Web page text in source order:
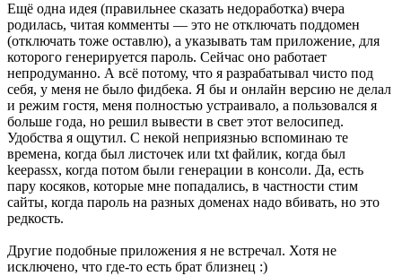
Ещё одна идея (правильнее сказать недоработка) вчера
родилась, читая комменты — это не отключать поддомен
(отключать тоже оставлю), а указывать там приложение, для
которого генерируется пароль. Сейчас оно работает
непродуманно. А всё потому, что я разрабатывал чисто под
себя, у меня не было фидбека. Я бы и онлайн версию не делал
и режим гостя, меня полностью устраивало, а пользовался я
больше года, но решил вывести в свет этот велосипед.
Удобства я ощутил. С некой неприязнью вспоминаю те
времена, когда был листочек или txt файлик, когда был
keepassx, когда потом были генерации в консоли. Да, есть
пару косяков, которые мне попадались, в частности стим
сайты, когда пароль на разных доменах надо вбивать, но это
редкость.
Другие подобные приложения я не встречал. Хотя не
исключено, что где-то есть брат близнец :)